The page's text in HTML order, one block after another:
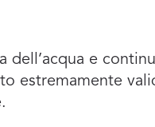
dell’acqua e
estremamente